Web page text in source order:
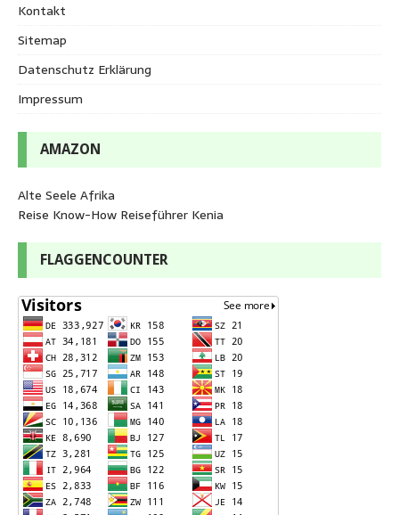
Kontakt
Sitemap
Datenschutz Erklärung
Impressum
AMAZON
Alte Seele Afrika
Reise Know-How Reiseführer Kenia
FLAGGENCOUNTER